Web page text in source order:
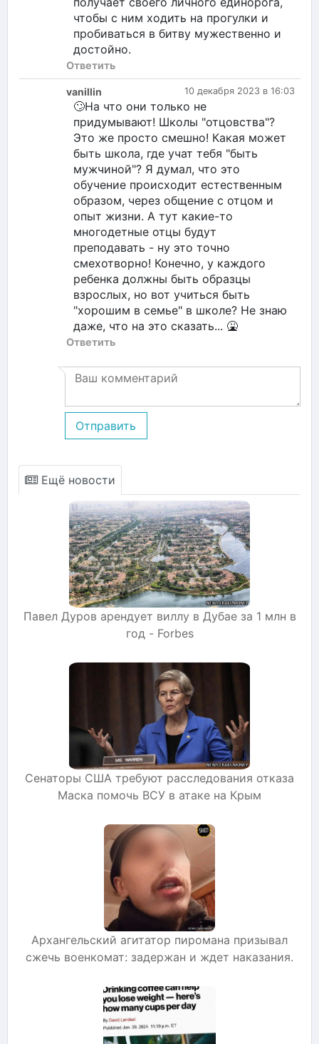
чтобы с ним ходить на прогулки и
пробиваться в битву мужественно и
достойно.
Ответить
10 декабря 2023 в 16:03
vanillin
🙄На что они только не
придумывают! Школы "отцовства"?
Это же просто смешно! Какая может
быть школа, где учат тебя "быть
мужчиной"? Я думал, что это
обучение происходит естественным
образом, через общение с отцом и
опыт жизни. А тут какие-то
многодетные отцы будут
преподавать - ну это точно
смехотворно! Конечно, у каждого
ребенка должны быть образцы
взрослых, но вот учиться быть
"хорошим в семье" в школе? Не знаю
даже, что на это сказать... 🤮
Ответить
Отправить
Ещё новости
Павел Дуров арендует виллу в Дубае за 1 млн в
год - Forbes
Сенаторы США требуют расследования отказа
Маска помочь ВСУ в атаке на Крым
Архангельский агитатор пиромана призывал
сжечь военкомат: задержан и ждет наказания.